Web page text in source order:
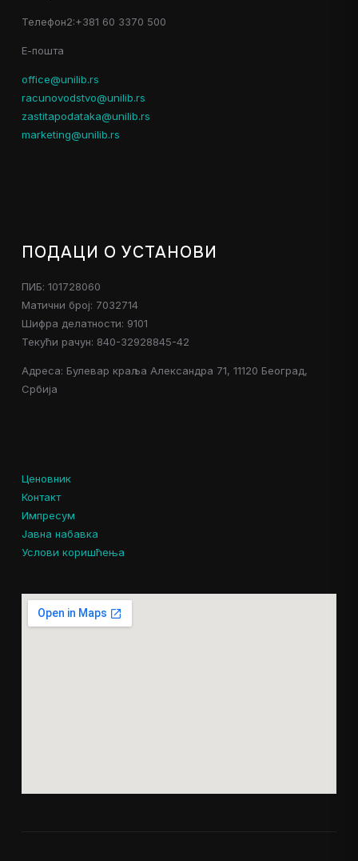
Телефон2:+381 60 3370 500
Е-пошта
office@unilib.rs
racunovodstvo@unilib.rs
zastitapodataka@unilib.rs
marketing@unilib.rs
ПОДАЦИ О УСТАНОВИ
ПИБ: 101728060
Матични број: 7032714
Шифра делатности: 9101
Текући рачун: 840-32928845-42
Адреса: Булевар краља Александра 71, 11120 Београд,
Србија
Ценовник
Контакт
Импресум
Јавна набавка
Услови коришћења